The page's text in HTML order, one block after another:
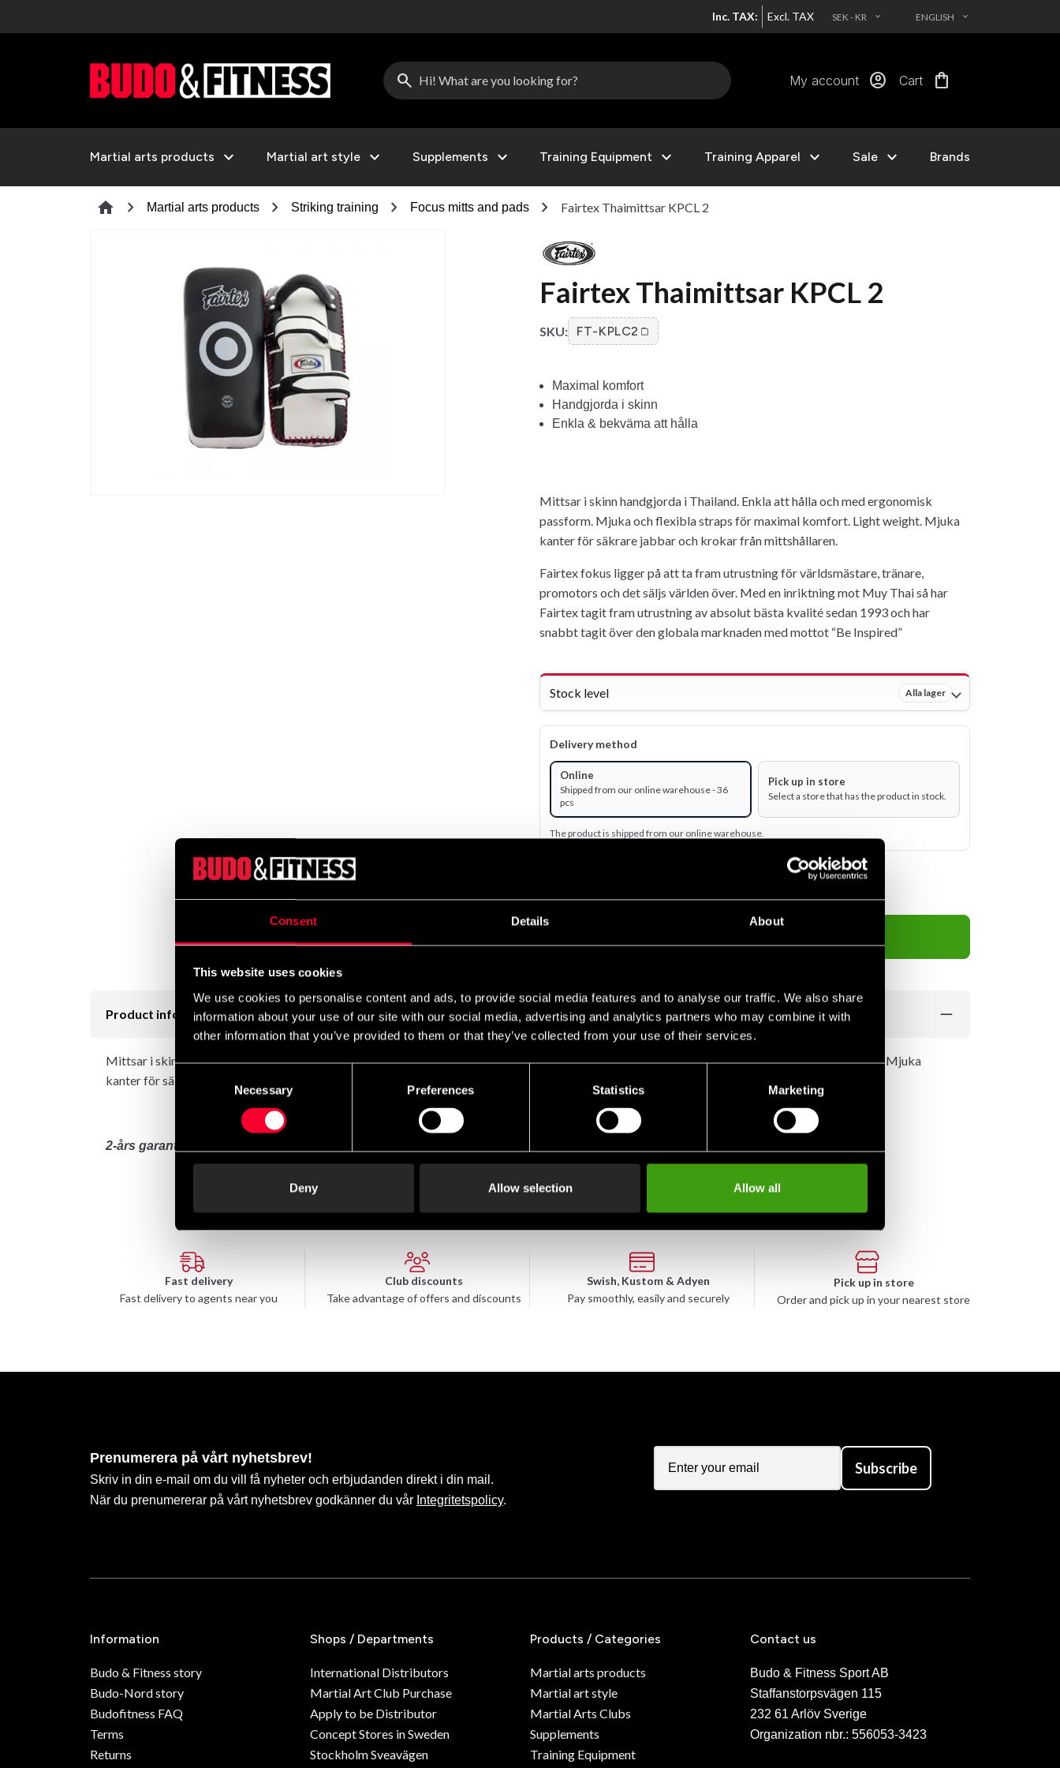
Consent Details About
This website uses cookies
We use cookies to personalise content and ads, to provide social media features and to analyse our traffic. We also share
information about your use of our site with our social media, advertising and analytics partners who may combine it with
other information that you’ve provided to them or that they’ve collected from your use of their services.
Necessary Preferences Statistics Marketing
Deny Allow selection Allow all
Inc. TAX: Excl. TAX SEK - KR EXPAND_MORE ENGLISH EXPAND_MORE
search My account account_circle Cart shopping_bag
Martial arts products expand_more Martial art style expand_more Supplements expand_more Training Equipment expand_more Training Apparel expand_more Sale expand_more Brands
home chevron_right Martial arts products chevron_right Striking training chevron_right Focus mitts and pads chevron_right Fairtex Thaimittsar KPCL 2
Fairtex Thaimittsar KPCL 2
SKU: FT-KPLC2
Maximal komfort
Handgjorda i skinn
Enkla & bekväma att hålla
Mittsar i skinn handgjorda i Thailand. Enkla att hålla och med ergonomisk
passform. Mjuka och flexibla straps för maximal komfort. Light weight. Mjuka
kanter för säkrare jabbar och krokar från mittshållaren.
Fairtex fokus ligger på att ta fram utrustning för världsmästare, tränare,
promotors och det säljs världen över. Med en inriktning mot Muy Thai så har
Fairtex tagit fram utrustning av absolut bästa kvalité sedan 1993 och har
snabbt tagit över den globala marknaden med mottot “Be Inspired”
Stock level Alla lager
Delivery method
Online
Shipped from our online warehouse - 36
pcs
Pick up in store
Select a store that has the product in stock.
The product is shipped from our online warehouse.
Excl. TAX: 1 592.00 SEK
Product information
Mittsar i skinn handgjorda i Thailand. Enkla att hålla och med ergonomisk passform. Mjuka och flexibla straps för maximal komfort. Light weight. Mjuka
kanter för säkrare jabbar och krokar från mittshållaren.
2-års garanti! Säljes parvis.
Fast delivery
Fast delivery to agents near you
Club discounts
Take advantage of offers and discounts
Swish, Kustom & Adyen
Pay smoothly, easily and securely
Pick up in store
Order and pick up in your nearest store
Prenumerera på vårt nyhetsbrev!
Skriv in din e-mail om du vill få nyheter och erbjudanden direkt i din mail.
När du prenumererar på vårt nyhetsbrev godkänner du vår Integritetspolicy.
Subscribe
Information
Budo & Fitness story
Budo-Nord story
Budofitness FAQ
Terms
Returns
Shops / Departments
International Distributors
Martial Art Club Purchase
Apply to be Distributor
Concept Stores in Sweden
Stockholm Sveavägen
Products / Categories
Martial arts products
Martial art style
Martial Arts Clubs
Supplements
Training Equipment
Contact us
Budo & Fitness Sport AB
Staffanstorpsvägen 115
232 61 Arlöv Sverige
Organization nbr.: 556053-3423